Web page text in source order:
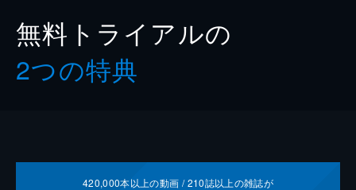
無料トライアルの
2つの特典
420,000本以上の動画 /210誌以上の雑誌が